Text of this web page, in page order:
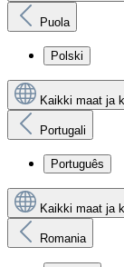
Puola
Polski
Kaikki maat ja
Portugali
Português
Kaikki maat ja
Romania